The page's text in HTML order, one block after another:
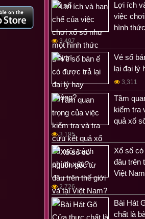
Lợi ích
việc
hình
3,497
Vé số
lại đại lý
3,311
Tầm
kiểm tra
quả xổ
3,195
Xổ số
đâu trên
Việt
2,726
Bài Hát
chất là